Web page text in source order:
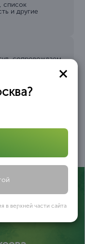
список
и другие
сопровождаем
в верхней части сайта